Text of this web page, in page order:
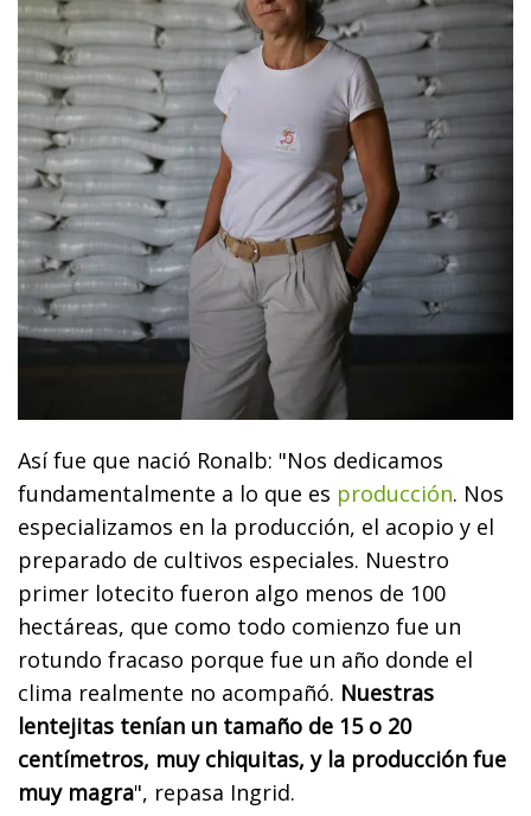
Así fue que nació Ronalb: "Nos dedicamos
fundamentalmente a lo que es producción. Nos
especializamos en la producción, el acopio y el
preparado de cultivos especiales. Nuestro
primer lotecito fueron algo menos de 100
hectáreas, que como todo comienzo fue un
rotundo fracaso porque fue un año donde el
clima realmente no acompañó. Nuestras
lentejitas tenían un tamaño de 15 o 20
centímetros, muy chiquitas, y la producción fue
muy magra", repasa Ingrid.